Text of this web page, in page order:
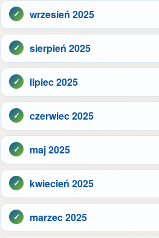
wrzesień 2025
sierpień 2025
lipiec 2025
czerwiec 2025
maj 2025
kwiecień 2025
marzec 2025